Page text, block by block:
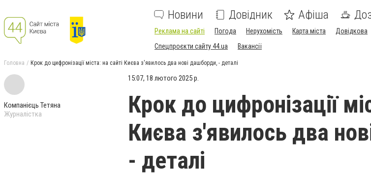
Новини Довідник Афіша
Реклама на сайті Погода Нерухомість Карта міста Довідкова
Спецпроєкти сайту 44.ua
Вакансії
Головна Крок до цифронізації міста: на сайті Києва з'явилось два нові дашборди, - деталі
Компанієць Тетяна
Журналістка
15:07, 18 лютого 2025 р.
Крок до цифронізації
Києва з'явилось два
- деталі